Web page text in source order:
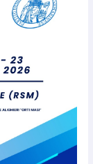
Sergio:
chiavi
carriera
nuova
e DAZN